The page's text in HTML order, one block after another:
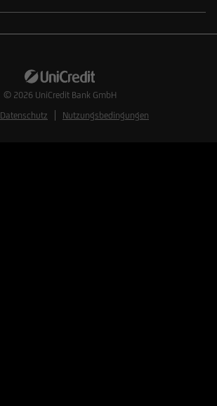
© 2026 UniCredit Bank GmbH
Datenschutz Nutzungsbedingungen